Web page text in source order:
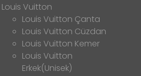
Louis Vuitton
Louis Vuitton Çanta
Louis Vuitton Cüzdan
Louis Vuitton Kemer
Louis Vuitton
Erkek(Unisek)